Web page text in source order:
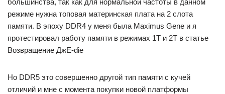
большинства, так как для нормальной частоты в данном
режиме нужна топовая материнская плата на 2 слота
памяти. В эпоху DDR4 у меня была Maximus Gene и я
протестировал работу памяти в режимах 1T и 2T в статье
Возвращение ДжE-die
Но DDR5 это совершенно другой тип памяти с кучей
отличий и мне с момента покупки новой платформы